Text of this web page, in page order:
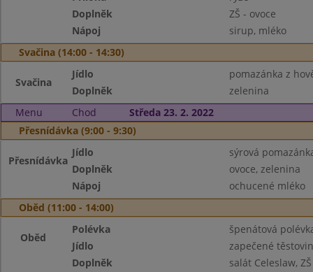
Doplněk
ZŠ - ovoce
Nápoj
sirup, mléko
Svačina (14:00 - 14:30)
Svačina
Jídlo
pomazánka z
Doplněk
zelenina
Menu
Chod
Středa 23. 2. 2022
Přesnídávka (9:00 - 9:30)
Přesnídávka
Jídlo
sýrová
Doplněk
ovoce, zelenina
Nápoj
ochucené mléko
Oběd (11:00 - 14:00)
Oběd
Polévka
špenátová
Jídlo
zapečené
Doplněk
salát Celeslaw,